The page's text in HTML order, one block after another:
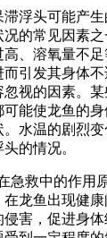
浮头可能产
的常见因素
、溶氧量不
引发其身体
视的因素。
能使龙鱼的
水温的剧烈
的情况。
急救中的作用
龙鱼出现健
害，促进身体